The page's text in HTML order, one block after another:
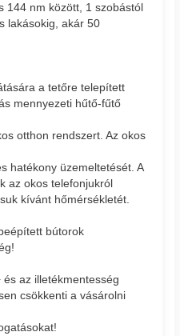
144 nm között, 1 szobástól
lakásokig, akár 50
a tetőre telepített
mennyezeti hűtő-fűtő
otthon rendszert. Az okos
hatékony üzemeltetését. A
az okos telefonjukról
kívánt hőmérsékletét.
bútorok
az illetékmentesség
csökkenti a vásárolni